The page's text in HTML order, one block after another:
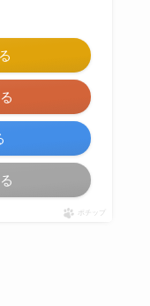
ポチップ